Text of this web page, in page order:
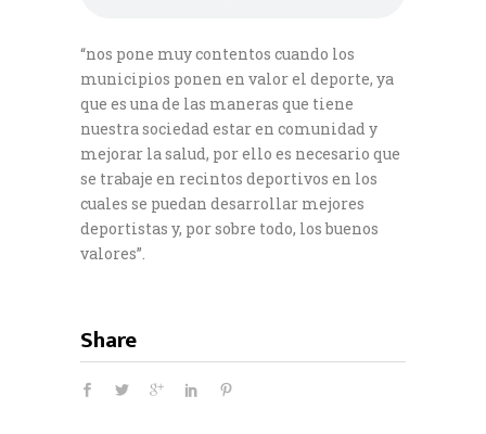
“nos pone muy contentos cuando los
municipios ponen en valor el deporte, ya
que es una de las maneras que tiene
nuestra sociedad estar en comunidad y
mejorar la salud, por ello es necesario que
se trabaje en recintos deportivos en los
cuales se puedan desarrollar mejores
deportistas y, por sobre todo, los buenos
valores”.
Share